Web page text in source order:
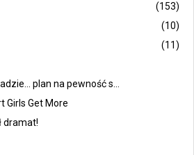
(153)
(10)
(11)
plan na pewność s...
Girls Get More
dramat!